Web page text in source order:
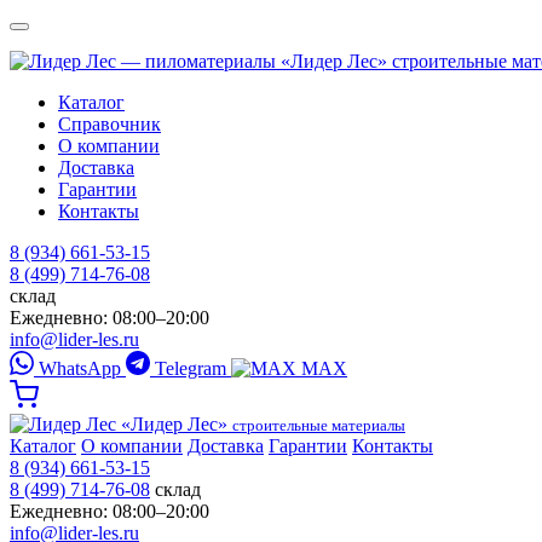
«Лидер Лес» строительные
Каталог
Справочник
О компании
Доставка
Гарантии
Контакты
8 (934) 661-53-15
8 (499) 714-76-08
склад
Ежедневно: 08:00–20:00
info@lider-les.ru
WhatsApp
Telegram MAX
«Лидер Лес» строительные материалы
Каталог О компании Доставка Гарантии Контакты
8 (934) 661-53-15
8 (499) 714-76-08 склад
Ежедневно: 08:00–20:00
info@lider-les.ru